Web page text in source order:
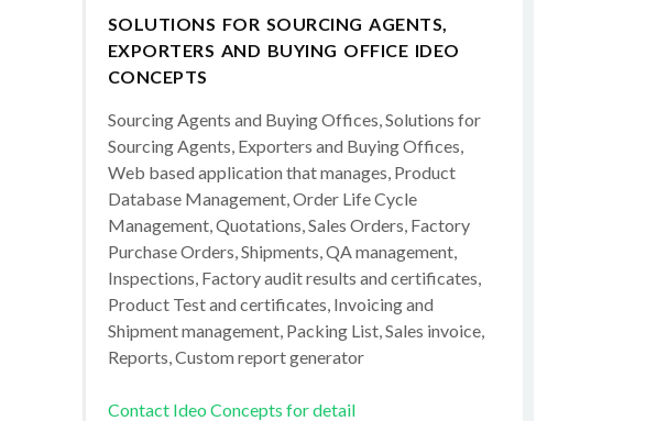
SOLUTIONS FOR SOURCING AGENTS,
EXPORTERS AND BUYING OFFICE IDEO
CONCEPTS
Sourcing Agents and Buying Offices, Solutions for
Sourcing Agents, Exporters and Buying Offices,
Web based application that manages, Product
Database Management, Order Life Cycle
Management, Quotations, Sales Orders, Factory
Purchase Orders, Shipments, QA management,
Inspections, Factory audit results and certificates,
Product Test and certificates, Invoicing and
Shipment management, Packing List, Sales invoice,
Reports, Custom report generator
Contact Ideo Concepts for detail